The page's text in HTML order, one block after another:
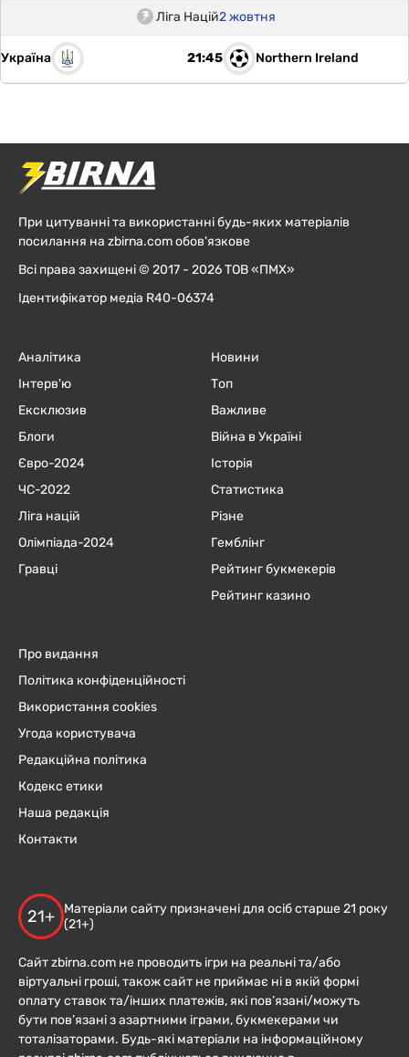
Ліга Націй2 жовтня
Україна 21:45 Northern Ireland
При цитуванні та використанні будь-яких матеріалів
посилання на zbirna.com обов'язкове
Всі права захищені © 2017 - 2026 ТОВ «ПМХ»
Ідентифікатор медіа R40-06374
Аналітика
Інтерв'ю
Ексклюзив
Блоги
Євро-2024
ЧC-2022
Ліга націй
Олімпіада-2024
Гравці
Новини
Топ
Важливе
Війна в Україні
Історія
Статистика
Різне
Гемблінг
Рейтинг букмекерів
Рейтинг казино
Про видання
Політика конфіденційності
Використання cookies
Угода користувача
Редакційна політика
Кодекс етики
Наша редакція
Контакти
21+
Матеріали сайту призначені для осіб старше 21 року
(21+)
Сайт zbirna.com не проводить ігри на реальні та/або
віртуальні гроші, також сайт не приймає ні в якій формі
оплату ставок та/інших платежів, які пов’язані/можуть
бути пов’язані з азартними іграми, букмекерами чи
тоталізаторами. Будь-які матеріали на інформаційному